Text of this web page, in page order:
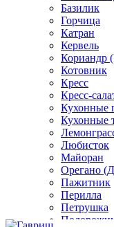
Базилик
Горчица
Катран
Кервель
Кориандр
Котовник
Кресс
Кресс-
Кухонные
Кухонные
Любисток
Майоран
Орегано
Пажитник
Перилла
Петрушка